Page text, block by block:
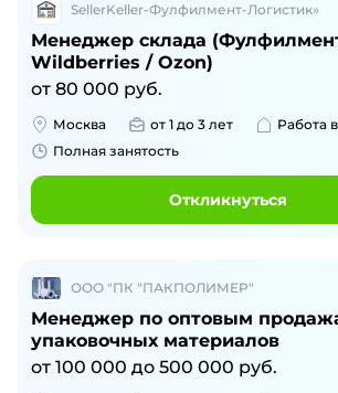
SellerKeller-Фулфилмент-Логистик»
Менеджер склада
Wildberries / Ozon)
от 80 000 руб.
Москва от 1 до 3 лет
Работа
Полная занятость
Откликнуться
ООО "ПК "ПАКПОЛИМЕР"
Менеджер по оптовым
упаковочных материалов
от 100 000 до 500 000 руб.